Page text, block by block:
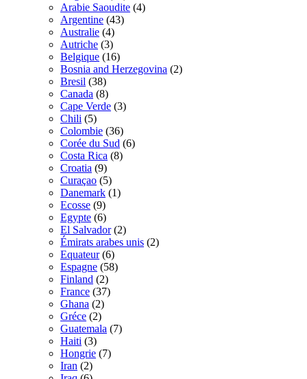
Arabie Saoudite (4)
Argentine (43)
Australie (4)
Autriche (3)
Belgique (16)
Bosnia and Herzegovina (2)
Bresil (38)
Canada (8)
Cape Verde (3)
Chili (5)
Colombie (36)
Corée du Sud (6)
Costa Rica (8)
Croatia (9)
Curaçao (5)
Danemark (1)
Ecosse (9)
Egypte (6)
El Salvador (2)
Émirats arabes unis (2)
Equateur (6)
Espagne (58)
Finland (2)
France (37)
Ghana (2)
Gréce (2)
Guatemala (7)
Haiti (3)
Hongrie (7)
Iran (2)